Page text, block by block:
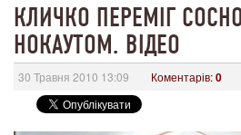
КЛИЧКО ПЕРЕМІГ
НОКАУТОМ. ВІДЕО
30 Травня 2010 13:09 Коментарів:0